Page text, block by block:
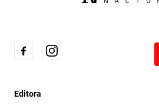
Editora